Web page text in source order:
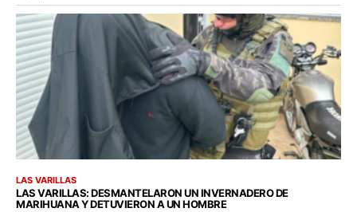
LAS VARILLAS
LAS VARILLAS: DESMANTELARON UN INVERNADERO DE
MARIHUANA Y DETUVIERON A UN HOMBRE